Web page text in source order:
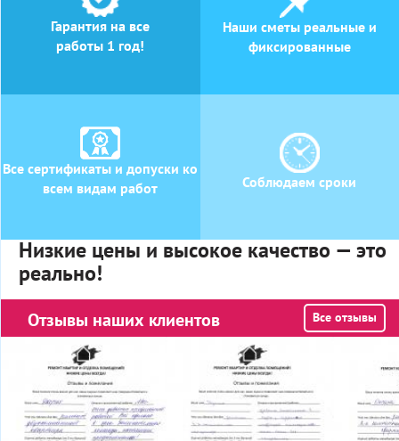
Гарантия на все
работы 1 год!
Наши сметы реальные и
фиксированные
Все сертификаты и допуски ко
всем видам работ
Соблюдаем сроки
Низкие цены и высокое качество — это
реально!
Отзывы наших клиентов Все отзывы